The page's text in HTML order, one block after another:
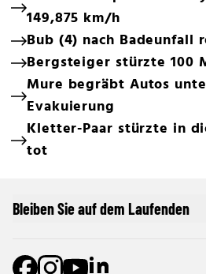
149,875 km/h
Bub (4) nach Badeunfall
Bergsteiger stürzte 100
Mure begräbt Autos
Evakuierung
Kletter-Paar stürzte in
tot
Bleiben Sie auf dem Laufenden